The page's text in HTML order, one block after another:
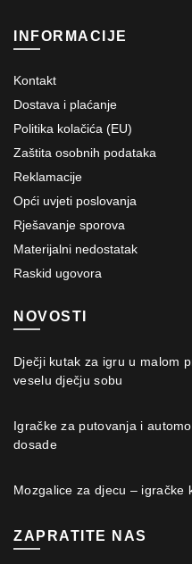
INFORMACIJE
Kontakt
Dostava i plaćanje
Politika kolačića (EU)
Zaštita osobnih podataka
Reklamacije
Opći uvjeti poslovanja
Rješavanje sporova
Materijalni nedostatak
Raskid ugovora
NOVOSTI
Dječji kutak za igru u malom
veselu dječju sobu
Igračke za putovanja i
dosade
Mozgalice za djecu – igračke
ZAPRATITE NAS